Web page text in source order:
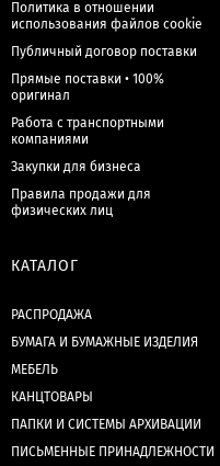
Политика в отношении
использования файлов cookie
Публичный договор поставки
Прямые поставки • 100%
оригинал
Работа с транспортными
компаниями
Закупки для бизнеса
Правила продажи для
физических лиц
КАТАЛОГ
РАСПРОДАЖА
БУМАГА И БУМАЖНЫЕ ИЗДЕЛИЯ
МЕБЕЛЬ
КАНЦТОВАРЫ
ПАПКИ И СИСТЕМЫ АРХИВАЦИИ
ПИСЬМЕННЫЕ ПРИНАДЛЕЖНОСТИ